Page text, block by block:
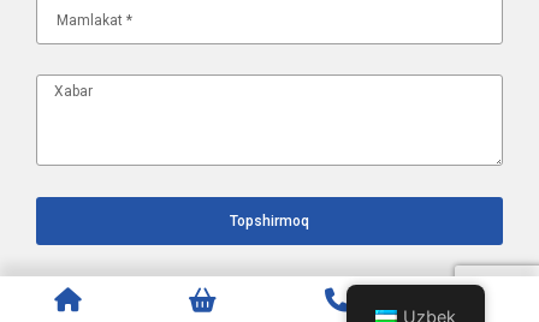
Topshirmoq
Uzbek